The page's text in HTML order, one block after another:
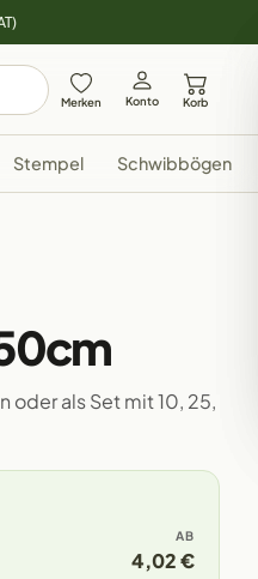
Merken Konto Korb
Stempel Schwibbögen
als Set mit 10, 25,
AB
4,02 €